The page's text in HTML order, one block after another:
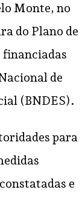
Monte, no
do Plano de
financiadas
de
(BNDES).
para
e